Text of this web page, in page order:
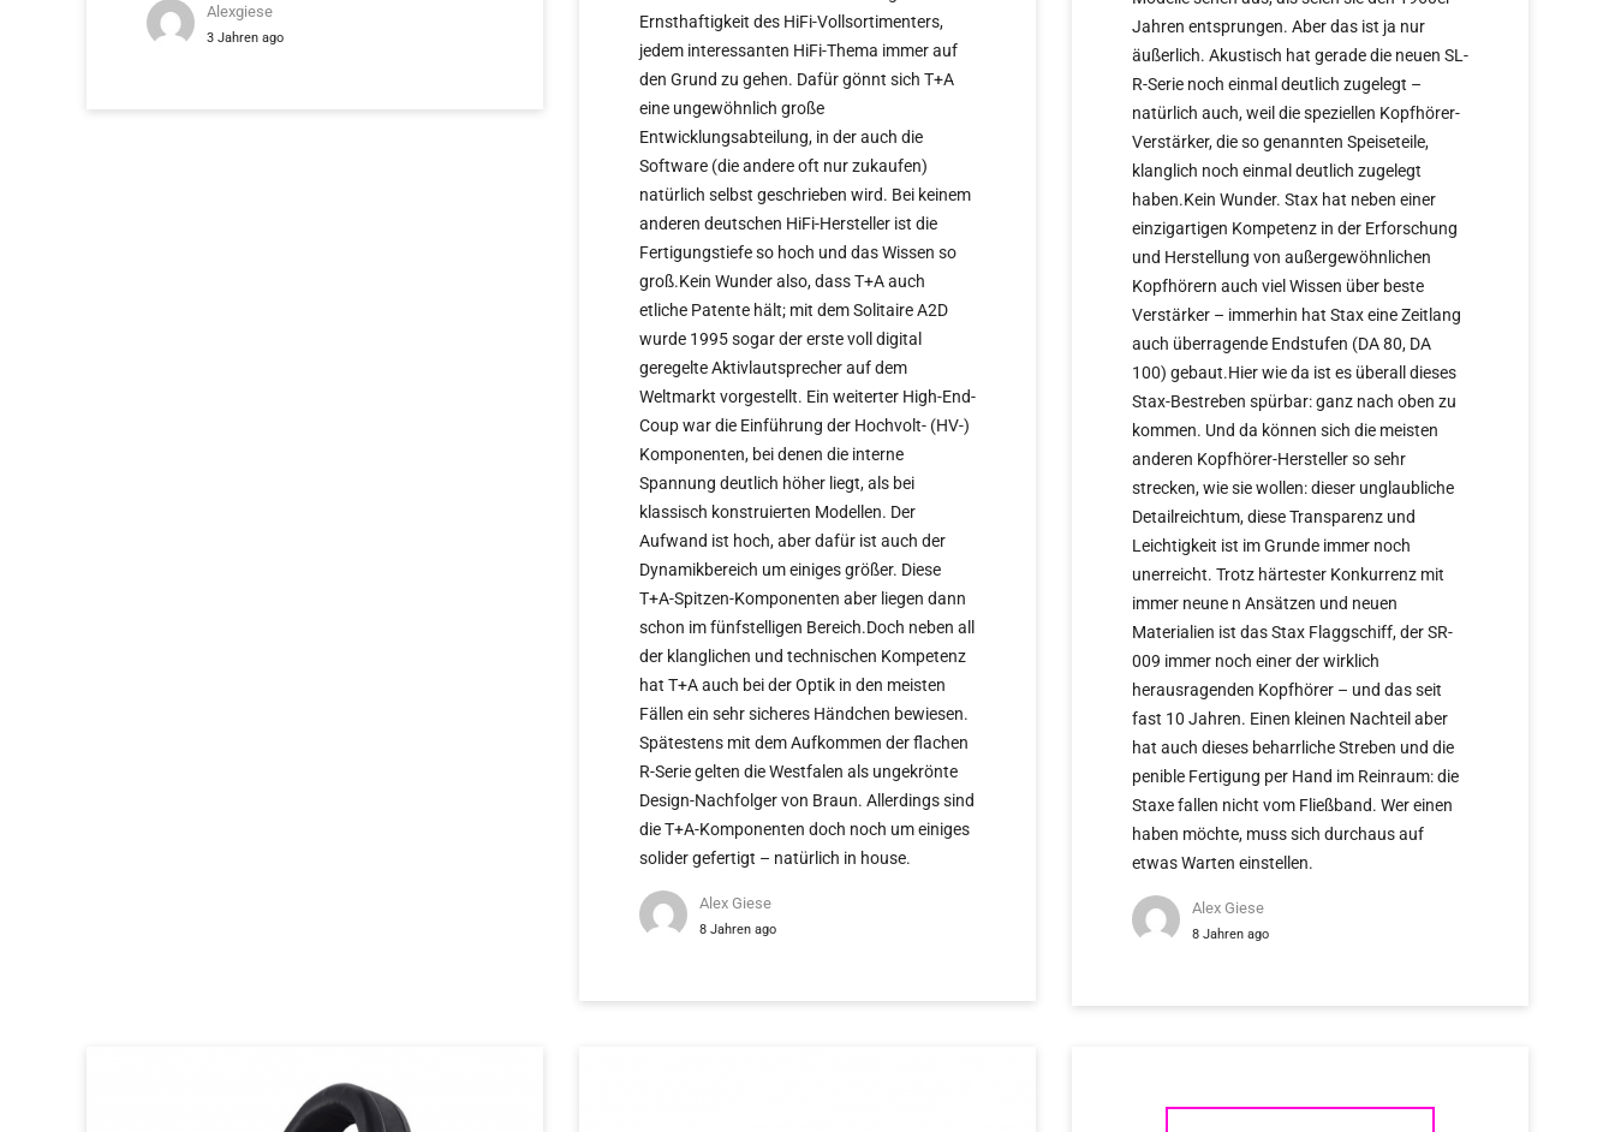
Alexgiese
3 Jahren ago
Ernsthaftigkeit des HiFi-Vollsortimenters,
jedem interessanten HiFi-Thema immer auf
den Grund zu gehen. Dafür gönnt sich T+A
eine ungewöhnlich große
Entwicklungsabteilung, in der auch die
Software (die andere oft nur zukaufen)
natürlich selbst geschrieben wird. Bei keinem
anderen deutschen HiFi-Hersteller ist die
Fertigungstiefe so hoch und das Wissen so
groß.Kein Wunder also, dass T+A auch
etliche Patente hält; mit dem Solitaire A2D
wurde 1995 sogar der erste voll digital
geregelte Aktivlautsprecher auf dem
Weltmarkt vorgestellt. Ein weiterter High-End-
Coup war die Einführung der Hochvolt- (HV-)
Komponenten, bei denen die interne
Spannung deutlich höher liegt, als bei
klassisch konstruierten Modellen. Der
Aufwand ist hoch, aber dafür ist auch der
Dynamikbereich um einiges größer. Diese
T+A-Spitzen-Komponenten aber liegen dann
schon im fünfstelligen Bereich.Doch neben all
der klanglichen und technischen Kompetenz
hat T+A auch bei der Optik in den meisten
Fällen ein sehr sicheres Händchen bewiesen.
Spätestens mit dem Aufkommen der flachen
R-Serie gelten die Westfalen als ungekrönte
Design-Nachfolger von Braun. Allerdings sind
die T+A-Komponenten doch noch um einiges
solider gefertigt – natürlich in house.
Alex Giese
8 Jahren ago
Jahren entsprungen. Aber das ist ja nur
äußerlich. Akustisch hat gerade die neuen SL-
R-Serie noch einmal deutlich zugelegt –
natürlich auch, weil die speziellen Kopfhörer-
Verstärker, die so genannten Speiseteile,
klanglich noch einmal deutlich zugelegt
haben.Kein Wunder. Stax hat neben einer
einzigartigen Kompetenz in der Erforschung
und Herstellung von außergewöhnlichen
Kopfhörern auch viel Wissen über beste
Verstärker – immerhin hat Stax eine Zeitlang
auch überragende Endstufen (DA 80, DA
100) gebaut.Hier wie da ist es überall dieses
Stax-Bestreben spürbar: ganz nach oben zu
kommen. Und da können sich die meisten
anderen Kopfhörer-Hersteller so sehr
strecken, wie sie wollen: dieser unglaubliche
Detailreichtum, diese Transparenz und
Leichtigkeit ist im Grunde immer noch
unerreicht. Trotz härtester Konkurrenz mit
immer neune n Ansätzen und neuen
Materialien ist das Stax Flaggschiff, der SR-
009 immer noch einer der wirklich
herausragenden Kopfhörer – und das seit
fast 10 Jahren. Einen kleinen Nachteil aber
hat auch dieses beharrliche Streben und die
penible Fertigung per Hand im Reinraum: die
Staxe fallen nicht vom Fließband. Wer einen
haben möchte, muss sich durchaus auf
etwas Warten einstellen.
Alex Giese
8 Jahren ago